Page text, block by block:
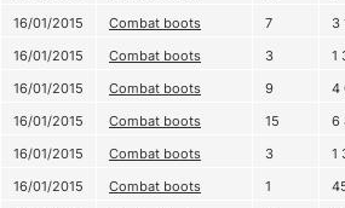
16/01/2015
Combat boots 7 3
16/01/2015
Combat boots 3 1
16/01/2015
Combat boots 9 4
16/01/2015
Combat boots 15 6
16/01/2015
Combat boots 3 1
16/01/2015
Combat boots 1